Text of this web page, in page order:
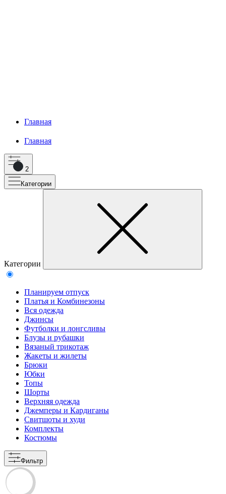
Главная
Главная
2
Категории
Категории
Планируем отпуск
Платья и Комбинезоны
Вся одежда
Джинсы
Футболки и лонгсливы
Блузы и рубашки
Вязаный трикотаж
Жакеты и жилеты
Брюки
Юбки
Топы
Шорты
Верхняя одежда
Джемперы и Кардиганы
Свитшоты и худи
Комплекты
Костюмы
Фильтр